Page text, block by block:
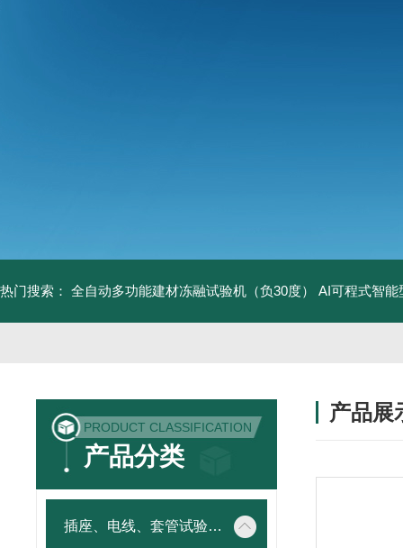
热门搜索： 全自动多功能建材冻融试验机（负30度） AI可程式智能
PRODUCT CLASSIFICATION
产品分类
插座、电线、套管试验仪器
产品展